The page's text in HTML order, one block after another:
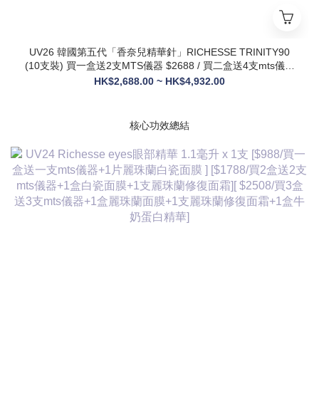
UV26 韓國第五代「香奈兒精華針」RICHESSE TRINITY90
(10支裝) 買一盒送2支MTS儀器 $2688 / 買二盒送4支mts儀器
+1盒麗珠蘭面膜+1支麗珠蘭修復面霜 $3288
HK$2,688.00 ~ HK$4,932.00
核心功效總結
✅ 膠原新生：促進膠原蛋白合成，改善皮膚自然代謝，淡化皺
紋、緊致輪廓
✅ 修護煥膚：改善痤瘡疤痕、色素沈著，修復受損肌膚屏障
✅ 營養供給：為皮膚提供全方位營養，增強彈性與光澤感
✅ 水潤亮白：深層補水鎖水，提亮膚色，讓肌膚通透飽滿
✅ 抗衰維穩：調節皮膚狀態，改善敏感與暗沈，維持健康年輕